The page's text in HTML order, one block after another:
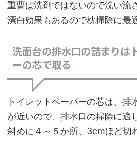
重曹は洗剤ではないので洗い流
漂白効果もあるので枕掃除に最適
洗面台の排水口の詰まりは
ーの芯で取る
トイレットペーパーの芯は、排
が近いので、排水口の掃除に適
斜めに４～５か所、3cmほど切